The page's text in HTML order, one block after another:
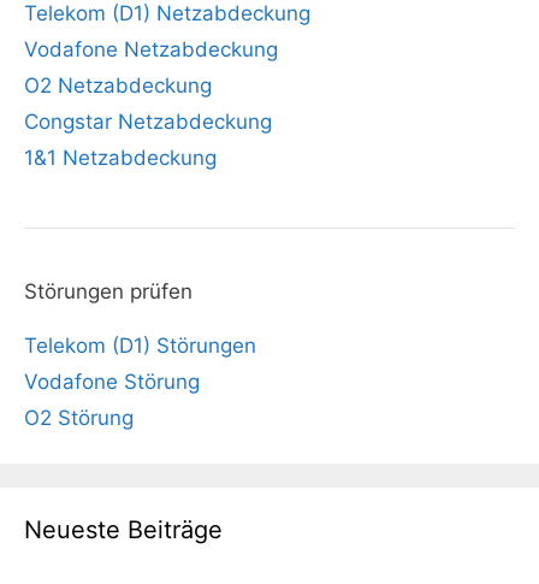
Telekom (D1) Netzabdeckung
Vodafone Netzabdeckung
O2 Netzabdeckung
Congstar Netzabdeckung
1&1 Netzabdeckung
Störungen prüfen
Telekom (D1) Störungen
Vodafone Störung
O2 Störung
Neueste Beiträge